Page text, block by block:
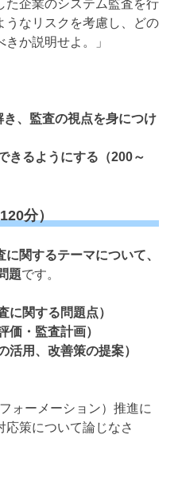
た企業のシステム監査を行
うなリスクを考慮し、どの
か説明せよ。」
、監査の視点を身につけ
きるようにする（200～
分）
に関するテーマについて、
題です。
に関する問題点）
価・監査計画）
活用、改善策の提案）
ォーメーション）推進に
策について論じなさ